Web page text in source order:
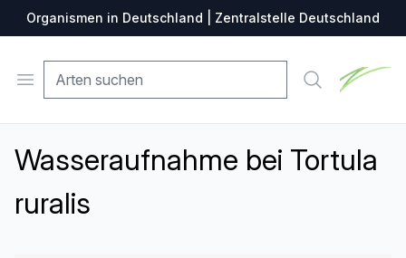
Organismen in Deutschland | Zentralstelle Deutschland
Open menu Suche
Wasseraufnahme bei Tortula
ruralis